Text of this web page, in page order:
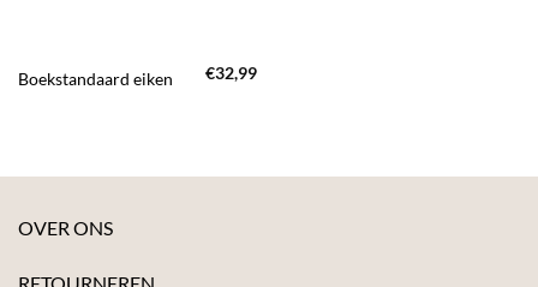
Boekstandaard eiken €32,99
OVER ONS